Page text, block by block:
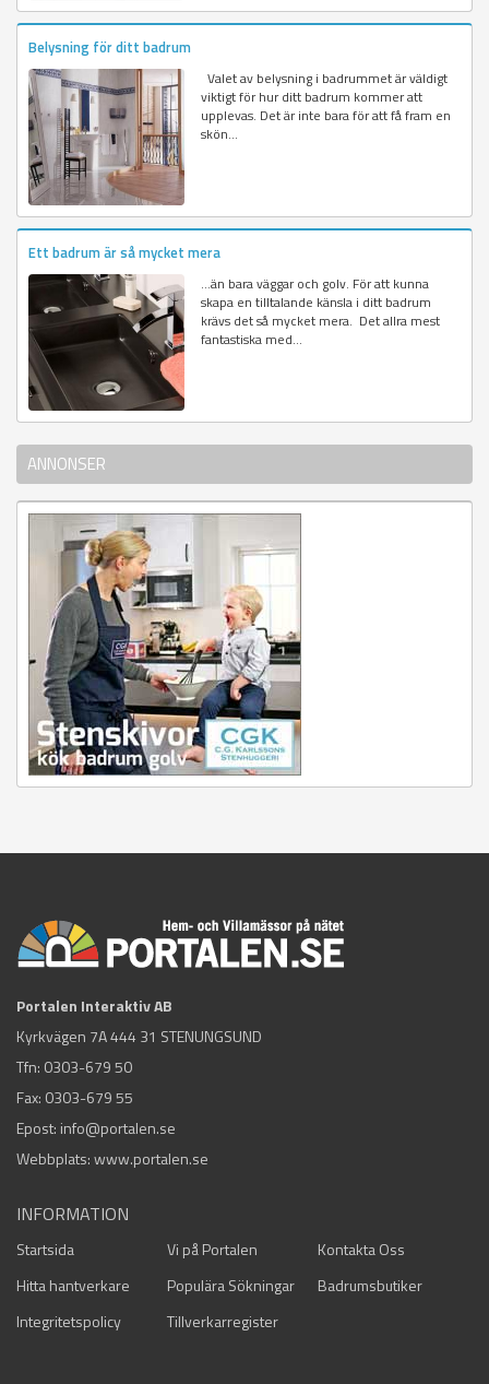
Belysning för ditt badrum
Valet av belysning i badrummet är väldigt
viktigt för hur ditt badrum kommer att
upplevas. Det är inte bara för att få fram en
skön...
Ett badrum är så mycket mera
…än bara väggar och golv. För att kunna
skapa en tilltalande känsla i ditt badrum
krävs det så mycket mera. Det allra mest
fantastiska med...
ANNONSER
Portalen Interaktiv AB
Kyrkvägen 7A 444 31 STENUNGSUND
Tfn: 0303-679 50
Fax: 0303-679 55
Epost: info@portalen.se
Webbplats: www.portalen.se
INFORMATION
Startsida Vi på Portalen
Kontakta Oss
Hitta hantverkare
Populära Sökningar
Badrumsbutiker
Integritetspolicy
Tillverkarregister